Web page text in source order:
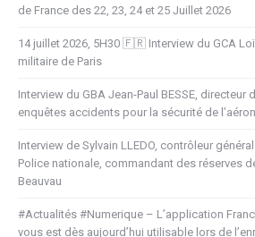
de France des 22, 23, 24 et 25 Juillet 2026
14 juillet 2026, 5H30 🇫🇷 Interview du GCA
militaire de Paris
Interview du GBA Jean-Paul BESSE, directeur
enquêtes accidents pour la sécurité de
Interview de Sylvain LLEDO, contrôleur
Police nationale, commandant des réserves
Beauvau
#Actualités #Numerique – L’application
vous est dès aujourd’hui utilisable lors de